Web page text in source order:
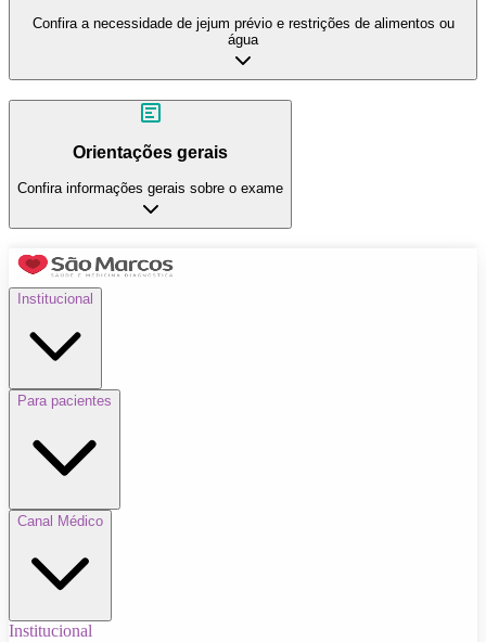
Confira a necessidade de jejum prévio e restrições de alimentos ou
água
Orientações gerais
Confira informações gerais sobre o exame
Institucional
Para pacientes
Canal Médico
Institucional